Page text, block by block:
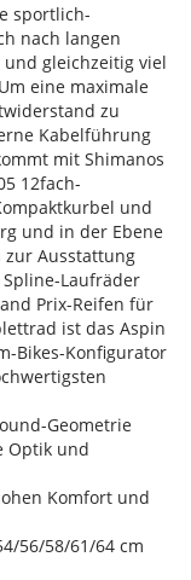
sportlich-
nach langen
gleichzeitig viel
eine maximale
zu
Kabelführung
mit Shimanos
12fach-
und
und in der Ebene
zur Ausstattung
Spline-Laufräder
Prix-Reifen für
ist das Aspin
Bikes-Konfigurator
Geometrie
Optik und
Komfort und
56/58/61/64 cm